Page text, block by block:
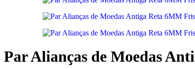
Par Alianças de Moedas